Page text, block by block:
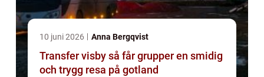
10 juni 2026 Anna Bergqvist
Transfer visby så får grupper en smidig
och trygg resa på gotland